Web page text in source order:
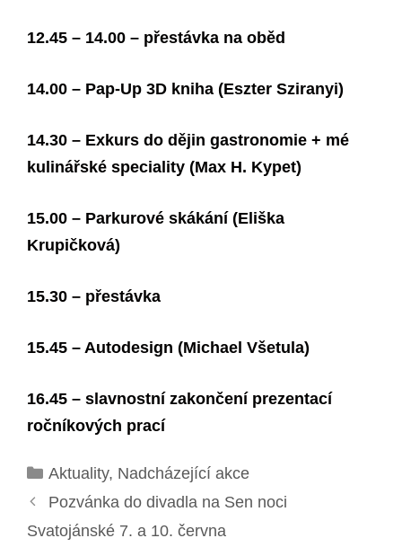
12.45 – 14.00 – přestávka na oběd
14.00 – Pap-Up 3D kniha (Eszter Sziranyi)
14.30 – Exkurs do dějin gastronomie + mé
kulinářské speciality (Max H. Kypet)
15.00 – Parkurové skákání (Eliška
Krupičková)
15.30 – přestávka
15.45 – Autodesign (Michael Všetula)
16.45 – slavnostní zakončení prezentací
ročníkových prací
Rubriky
Aktuality, Nadcházející akce
Pozvánka do divadla na Sen noci
Svatojánské 7. a 10. června